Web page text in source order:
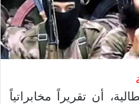
أن تقريراً مخابراتياً